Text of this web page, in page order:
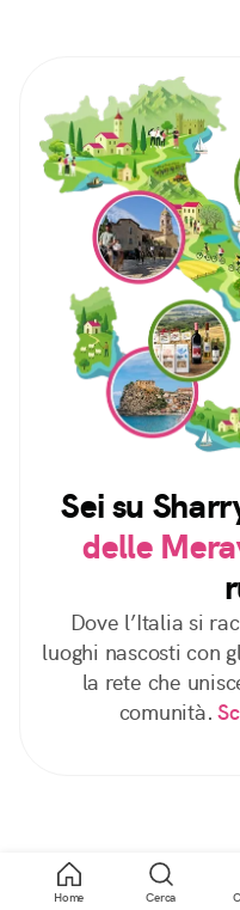
Sei su
delle
Dove l’Italia si
luoghi nascosti con
la rete che
comunità.
Home Cerca